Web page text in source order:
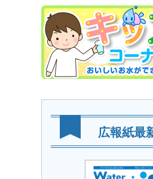
広報紙最